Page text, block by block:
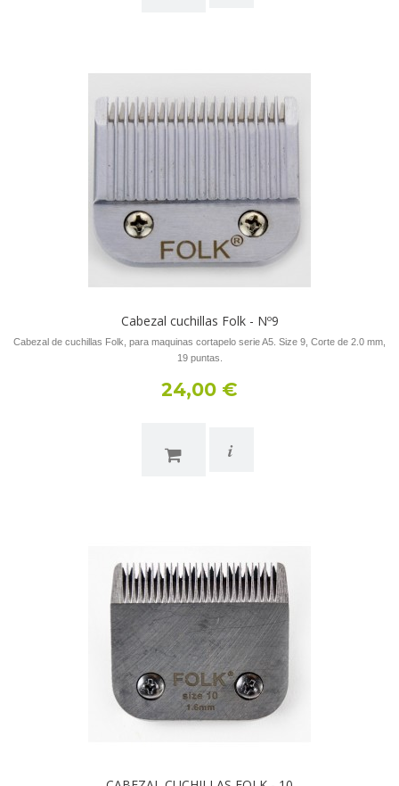
Cabezal cuchillas Folk - Nº9
Cabezal de cuchillas Folk, para maquinas cortapelo serie A5. Size 9, Corte de 2.0 mm,
19 puntas.
24,00 €
i